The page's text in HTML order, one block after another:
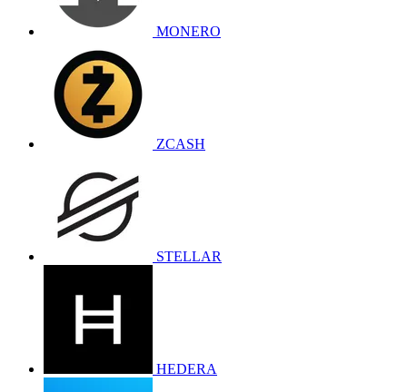
MONERO
ZCASH
STELLAR
HEDERA